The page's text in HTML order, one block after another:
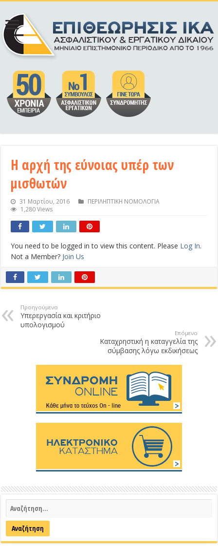
Η αρχή της εύνοιας υπέρ των
μισθωτών
31 Μαρτίου, 2016
ΠΕΡΙΛΗΠΤΙΚΗ ΝΟΜΟΛΟΓΙΑ
1,280 Views
You need to be logged in to view this content. Please Log In.
Not a Member? Join Us
Προηγούμενο
Υπερεργασία και κριτήριο
υπολογισμού
Επόμενο
Καταχρηστική η καταγγελία της
σύμβασης λόγω εκδικήσεως